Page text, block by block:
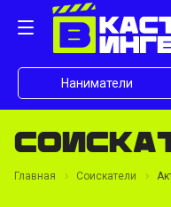
Наниматели
Главная Соискатели